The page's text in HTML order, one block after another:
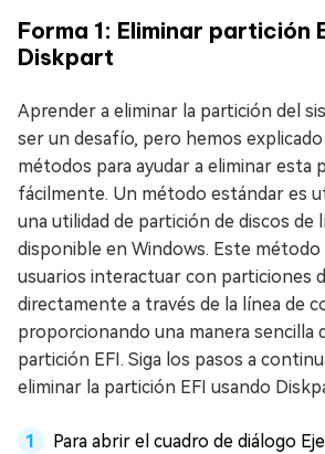
Forma 1: Eliminar partición
Diskpart
Aprender a eliminar la partición del
ser un desafío, pero hemos
métodos para ayudar a eliminar esta
fácilmente. Un método estándar es
una utilidad de partición de discos de
disponible en Windows. Este
usuarios interactuar con particiones
directamente a través de la línea de
proporcionando una manera sencilla
partición EFI. Siga los pasos a
eliminar la partición EFI usando
Para abrir el cuadro de diálogo